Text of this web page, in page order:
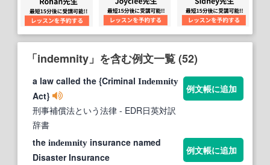
「indemnity」を含む例文一覧 (52)
a law called the {Criminal Indemnity
Act}
刑事補償法という法律 - EDR日英対訳
辞書
例文帳に追加
the indemnity insurance named
Disaster Insurance
例文帳に追加